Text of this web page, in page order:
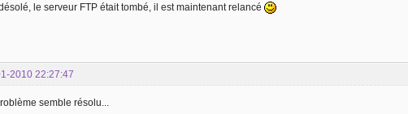
le serveur FTP était tombé, il est maintenant relancé
2010 22:27:47
semble résolu...